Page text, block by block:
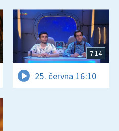
7:14
25. června 16:10